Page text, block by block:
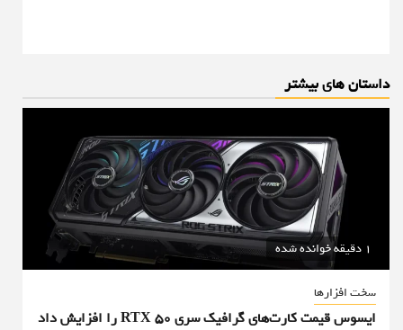
داستان های بیشتر
1 دقیقه خوانده شده
سخت افزارها
ایسوس قیمت کارت‌های گرافیک سری RTX 50 را افزایش داد